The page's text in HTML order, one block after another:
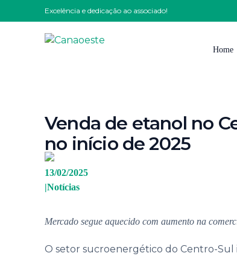
Excelência e dedicação ao associado!
Home
Venda de etanol no
no início de 2025
13/02/2025
|Notícias
Mercado segue aquecido com aumento na
O setor sucroenergético do Centro-